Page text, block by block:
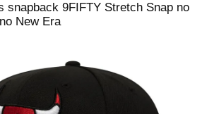
snapback 9FIFTY Stretch Snap no
New Era